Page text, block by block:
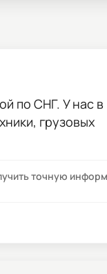
по СНГ. У нас в
грузовых
точную